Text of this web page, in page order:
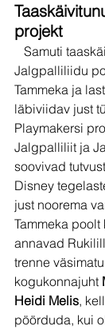
projekt
Samuti
Jalgpalliliidu
Tammeka ja
läbiviidav just
Playmakersi
Jalgpalliliit ja
soovivad
Disney
just noorema
Tammeka
annavad
trenne
kogukonnajuht
Heidi Melis,
pöörduda, kui